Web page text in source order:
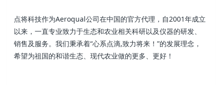
点将科技作为Aeroqual公司在中国的官方代理，自2001年成立
以来，一直专业致力于生态和农业相关科研以及仪器的研发、
销售及服务。我们秉承着“心系点滴,致力将来！”的发展理念，
希望为祖国的和谐生态、现代农业做的更多、更好！